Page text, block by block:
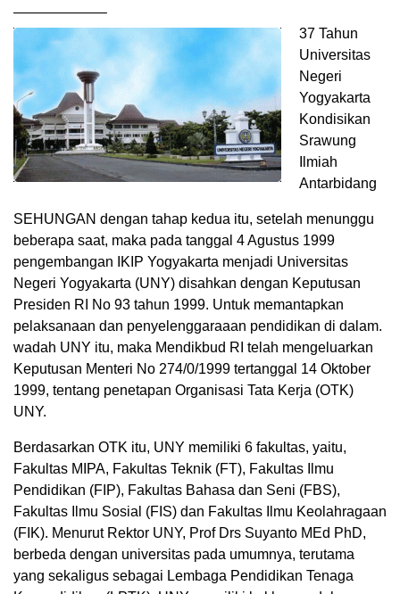
——————–
37 Tahun
Universitas
Negeri
Yogyakarta
Kondisikan
Srawung
Ilmiah
Antarbidang
SEHUNGAN dengan tahap kedua itu, setelah menunggu
beberapa saat, maka pada tanggal 4 Agustus 1999
pengembangan IKIP Yogyakarta menjadi Universitas
Negeri Yogyakarta (UNY) disahkan dengan Keputusan
Presiden RI No 93 tahun 1999. Untuk memantapkan
pelaksanaan dan penyelenggaraaan pendidikan di dalam.
wadah UNY itu, maka Mendikbud RI telah mengeluarkan
Keputusan Menteri No 274/0/1999 tertanggal 14 Oktober
1999, tentang penetapan Organisasi Tata Kerja (OTK)
UNY.
Berdasarkan OTK itu, UNY memiliki 6 fakultas, yaitu,
Fakultas MIPA, Fakultas Teknik (FT), Fakultas Ilmu
Pendidikan (FIP), Fakultas Bahasa dan Seni (FBS),
Fakultas Ilmu Sosial (FIS) dan Fakultas Ilmu Keolahragaan
(FIK). Menurut Rektor UNY, Prof Drs Suyanto MEd PhD,
berbeda dengan universitas pada umumnya, terutama
yang sekaligus sebagai Lembaga Pendidikan Tenaga